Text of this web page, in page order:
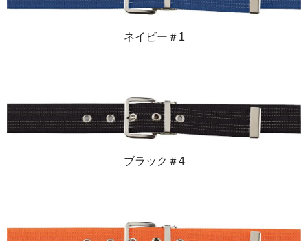
ネイビー＃1
ブラック＃4